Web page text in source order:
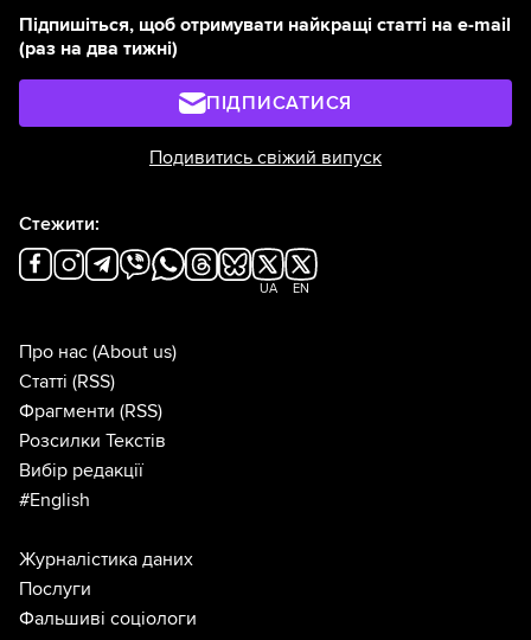
Підпишіться, щоб отримувати найкращі статті на e-mail
(раз на два тижні)
ПІДПИСАТИСЯ
Подивитись свіжий випуск
Стежити:
UA EN
Про нас (About us)
Статті (RSS)
Фрагменти (RSS)
Розсилки Текстів
Вибір редакції
#English
Журналістика даних
Послуги
Фальшиві соціологи